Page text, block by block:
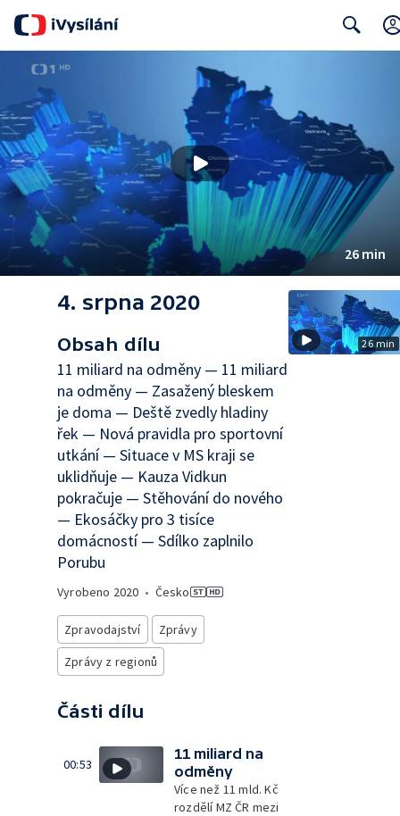
26 min
4. srpna 2020
Obsah dílu
11 miliard na odměny — 11 miliard
na odměny — Zasažený bleskem
je doma — Deště zvedly hladiny
řek — Nová pravidla pro sportovní
utkání — Situace v MS kraji se
uklidňuje — Kauza Vidkun
pokračuje — Stěhování do nového
— Ekosáčky pro 3 tisíce
domácností — Sdílko zaplnilo
Porubu
Vyrobeno 2020 • Česko
Zpravodajství
Zprávy
Zprávy z regionů
Části dílu
00:53
11 miliard na
odměny
Více než 11 mld. Kč
rozdělí MZ ČR mezi
26 min